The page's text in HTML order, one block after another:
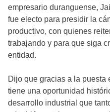
empresario duranguense,
fue electo para presidir la
productivo, con quienes
trabajando y para que siga
entidad.
Dijo que gracias a la puesta
tiene una oportunidad
desarrollo industrial que